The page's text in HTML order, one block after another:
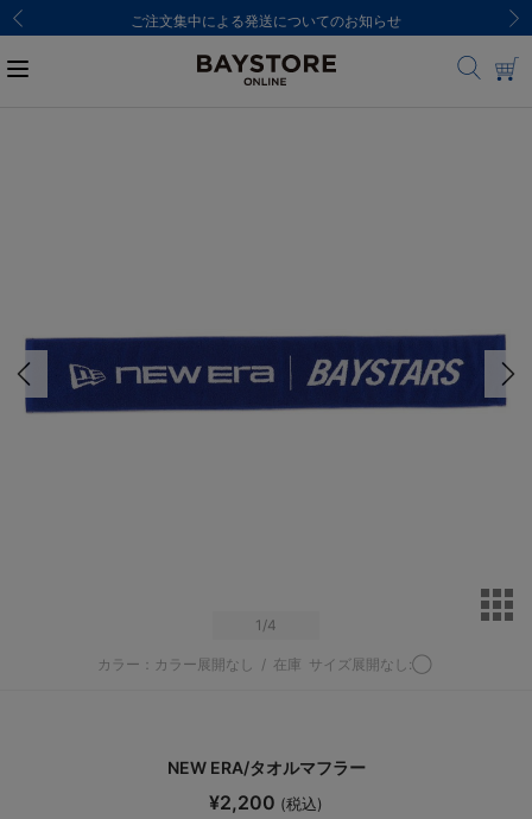
ご注文集中による発送についてのお知らせ
1 /4
カラー：カラー展開なし / 在庫 サイズ展開なし:◯
NEW ERA/タオルマフラー
¥2,200 (税込)